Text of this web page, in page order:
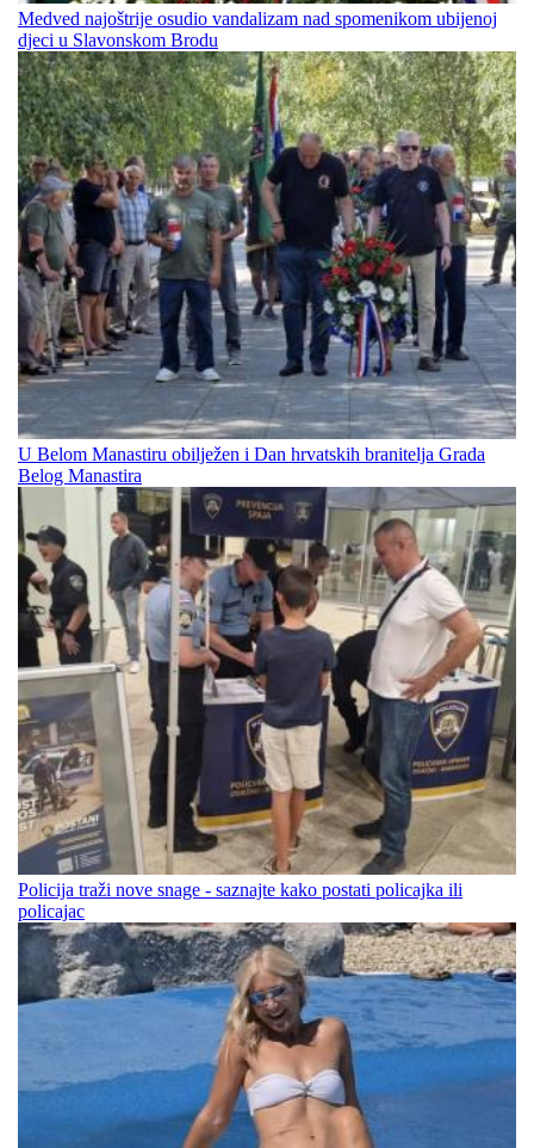
Medved najoštrije osudio vandalizam nad spomenikom ubijenoj
djeci u Slavonskom Brodu
U Belom Manastiru obilježen i Dan hrvatskih branitelja Grada
Belog Manastira
Policija traži nove snage - saznajte kako postati policajka ili
policajac